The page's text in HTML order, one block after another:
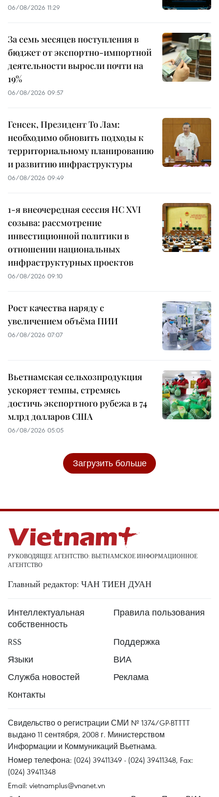
06/08/2026 11:29
За семь месяцев поступления в
бюджет от экспортно-импортной
деятельности выросли почти на
19%
06/08/2026 09:57
Генсек, Президент То Лам:
необходимо обновить подходы к
территориальному планированию
и развитию инфраструктуры
06/08/2026 09:49
1-я внеочередная сессия НС XVI
созыва: рассмотрение
инвестиционной политики в
отношении национальных
инфраструктурных проектов
06/08/2026 09:10
Рост качества наряду с
увеличением объёма ПИИ
06/08/2026 07:07
Вьетнамская сельхозпродукция
ускоряет темпы, стремясь
достичь экспортного рубежа в 74
млрд долларов США
06/08/2026 05:05
Загрузить больше
РУКОВОДЯЩЕЕ АГЕНТСТВО: ВЬЕТНАМСКОЕ ИНФОРМАЦИОННОЕ
АГЕНТСТВО
Главный редактор: ЧАН ТИЕН ДУАН
Интеллектуальная
собственность
Правила пользования
RSS
Поддержка
Языки
ВИА
Служба новостей
Реклама
Контакты
Свидельство о регистрации СМИ № 1374/GP-BTTTT
выдано 11 сентября, 2008 г. Министерством
Информации и Коммуникаций Вьетнама.
Номер телефона: (024) 39411349 - (024) 39411348, Fax:
(024) 39411348
Email: vietnamplus@vnanet.vn